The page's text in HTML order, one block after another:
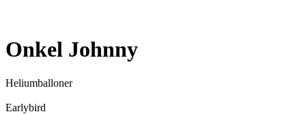
Onkel Johnny
Heliumballoner
Earlybird